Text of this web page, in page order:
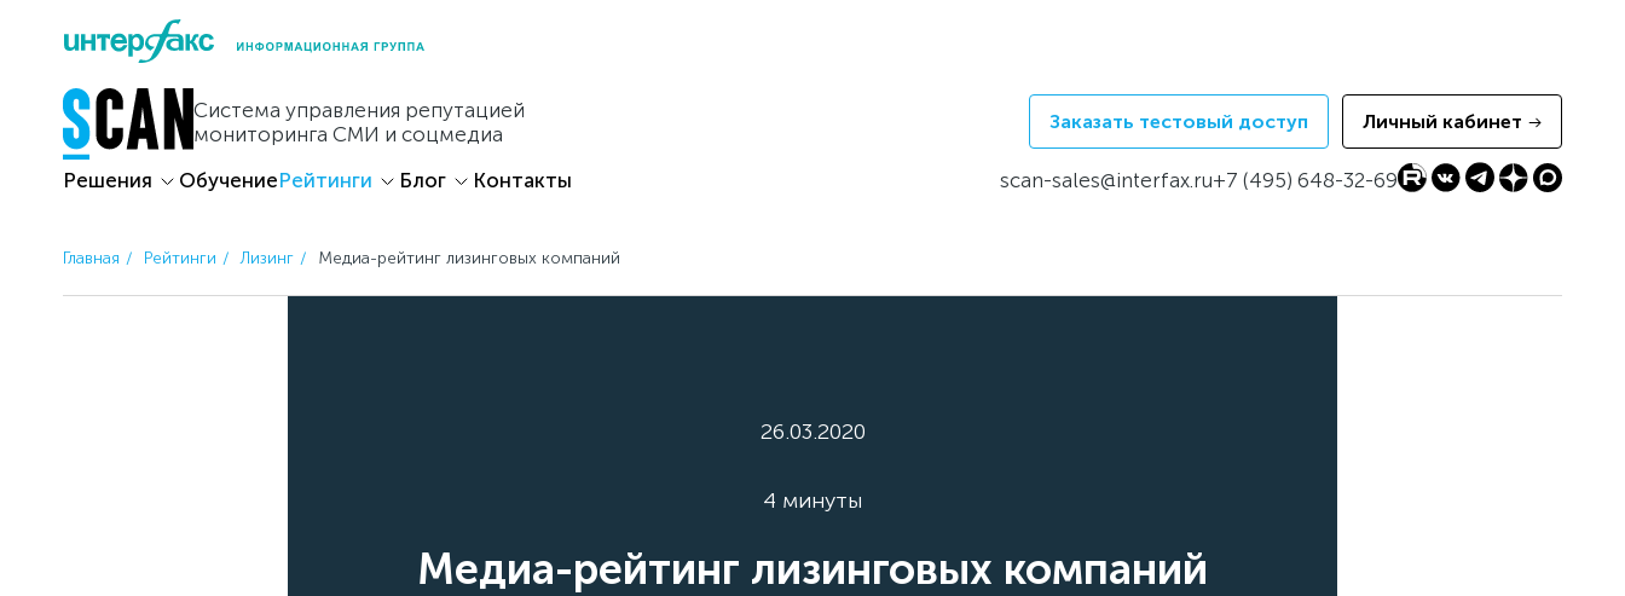
content
Система управления репутацией
мониторинга СМИ и соцмедиа
Заказать тестовый доступ Личный кабинет
Решения ОбучениеРейтинги Блог Контакты scan-sales@interfax.ru+7 (495) 648-32-69
Главная Рейтинги Лизинг Медиа-рейтинг лизинговых компаний
26.03.2020
4 минуты
Медиа-рейтинг лизинговых компаний